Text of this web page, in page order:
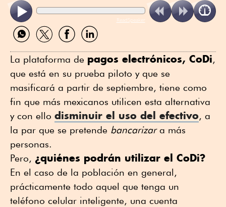
ReadSpeaker
Compartir
por
Compartir
por
Compartir
por
Compartir
por
La plataforma de pagos electrónicos, CoDi,
que está en su prueba piloto y que se
masificará a partir de septiembre, tiene como
fin que más mexicanos utilicen esta alternativa
y con ello disminuir el uso del efectivo, a
la par que se pretende bancarizara más
personas.
Pero, ¿quiénes podrán utilizar el CoDi?
En el caso de la población en general,
prácticamente todo aquel que tenga un
teléfono celular inteligente, una cuenta